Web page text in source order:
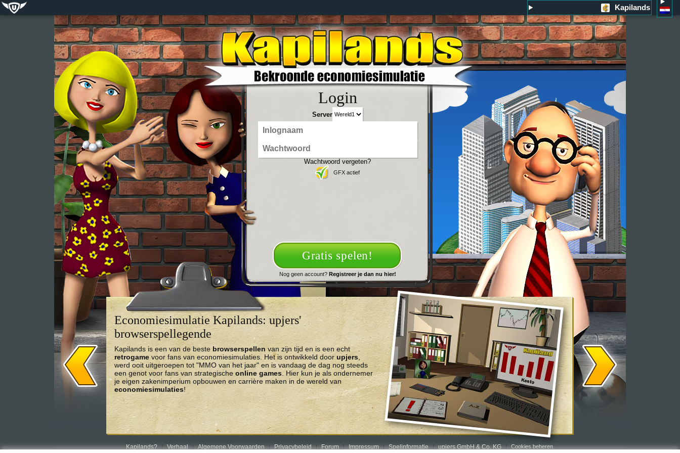
Kapilands
Login
Server
Wachtwoord vergeten?
GFX actief
Gratis spelen!
Nog geen account? Registreer je dan nu hier!
Economiesimulatie Kapilands: upjers'
browserspellegende
Kapilands is een van de beste browserspellen van zijn tijd en is een echt
retrogamevoor fans van economiesimulaties. Het is ontwikkeld door upjers,
werd ooit uitgeroepen tot "MMO van het jaar" en is vandaag de dag nog steeds
een genot voor fans van strategischeonline games. Hier kun je als ondernemer
je eigen zakenimperium opbouwen en carrière maken in de wereld van
economiesimulaties!
Kapilands? Verhaal Algemene Voorwaarden Privacybeleid Forum Impressum Spelinformatie upjers GmbH & Co. KG Cookies beheren